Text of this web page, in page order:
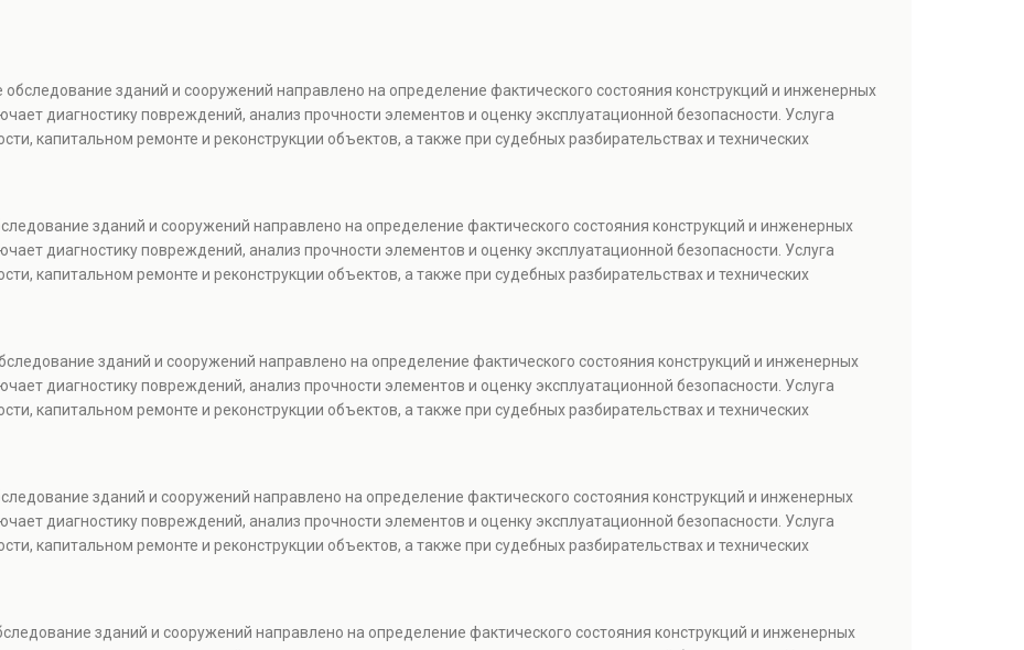
обследование зданий и сооружений направлено на определение фактического состояния конструкций и инженерных
диагностику повреждений, анализ прочности элементов и оценку эксплуатационной безопасности. Услуга
капитальном ремонте и реконструкции объектов, а также при судебных разбирательствах и технических
зданий и сооружений направлено на определение фактического состояния конструкций и инженерных
диагностику повреждений, анализ прочности элементов и оценку эксплуатационной безопасности. Услуга
капитальном ремонте и реконструкции объектов, а также при судебных разбирательствах и технических
зданий и сооружений направлено на определение фактического состояния конструкций и инженерных
диагностику повреждений, анализ прочности элементов и оценку эксплуатационной безопасности. Услуга
капитальном ремонте и реконструкции объектов, а также при судебных разбирательствах и технических
зданий и сооружений направлено на определение фактического состояния конструкций и инженерных
диагностику повреждений, анализ прочности элементов и оценку эксплуатационной безопасности. Услуга
капитальном ремонте и реконструкции объектов, а также при судебных разбирательствах и технических
зданий и сооружений направлено на определение фактического состояния конструкций и инженерных